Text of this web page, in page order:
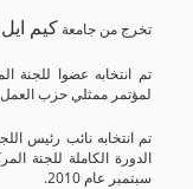
تخرج من جامعة كيم
تم انتخابه عضوا للجنة
لمؤتمر ممثلي حزب العمل
تم انتخابه نائب رئيس
الدورة الكاملة للجنة
سبتمبر عام 2010.